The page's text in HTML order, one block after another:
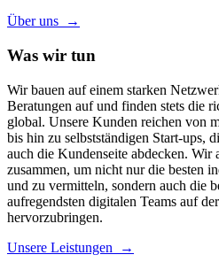
Über uns →
Was wir tun
Wir bauen auf einem starken
Beratungen auf und finden stets die
global. Unsere Kunden reichen von
bis hin zu selbstständigen Start-ups,
auch die Kundenseite abdecken. Wir
zusammen, um nicht nur die besten
und zu vermitteln, sondern auch die
aufregendsten digitalen Teams auf
hervorzubringen.
Unsere Leistungen →